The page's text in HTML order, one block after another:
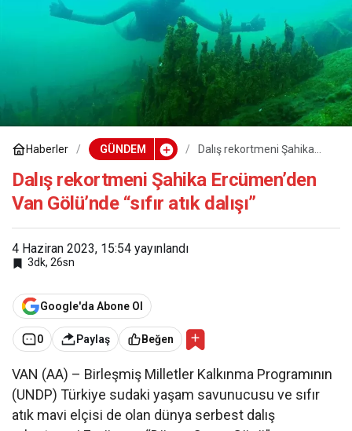
Haberler GÜNDEM
Dalış rekortmeni Şahika
“sıfır atık dalışı”
Dalış rekortmeni Şahika Ercümen’den
Van Gölü’nde “sıfır atık dalışı”
4 Haziran 2023, 15:54 yayınlandı
3dk, 26sn
Google'da Abone Ol
0 Paylaş Beğen
VAN (AA) – Birleşmiş Milletler Kalkınma Programının
(UNDP) Türkiye sudaki yaşam savunucusu ve sıfır
atık mavi elçisi de olan dünya serbest dalış